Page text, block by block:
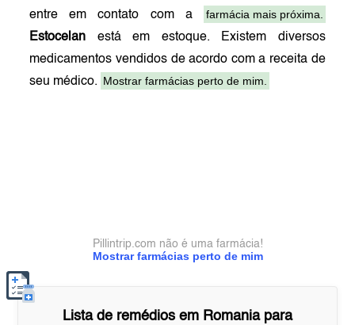
entre em contato com a
farmácia mais próxima.
Estocelan está em estoque. Existem diversos
medicamentos vendidos de acordo com a receita de
seu médico. Mostrar farmácias perto de mim.
Mostrar farmácias perto de mim
Pillintrip.com não é uma farmácia!
Lista de remédios em Romaniapara